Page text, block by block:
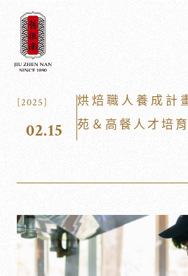
關於我們
認識漢餅文化
24節氣文化
漢餅文化館
企業客製贈禮區
預約品鑑
喜餅預約
企業永續發展
永續新聞集
最新消息
聯絡我們
[2025]
02.15
烘焙職人養成計
苑＆高餐人才培